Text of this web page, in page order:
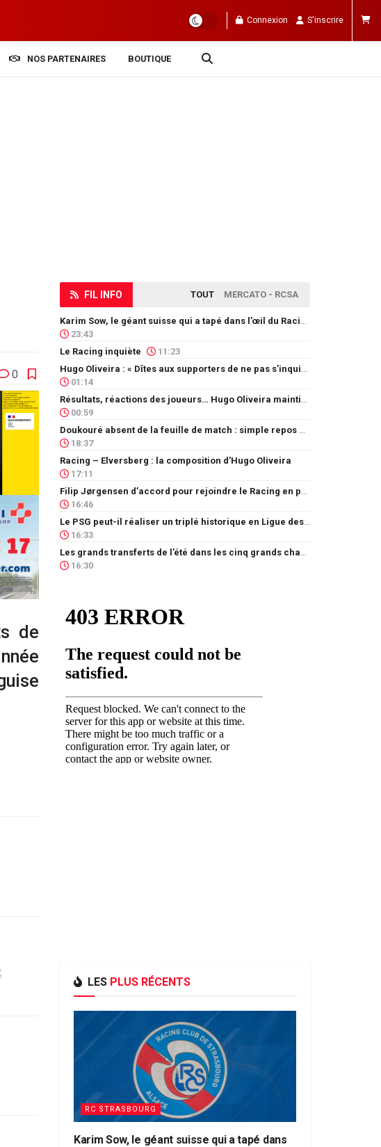
Connexion S'inscrire
NOS PARTENAIRES BOUTIQUE
0
de
FIL INFO TOUT MERCATO - RCSA
23:43
Le Racing inquiète
11:23
01:14
00:59
18:37
Racing – Elversberg : la composition d’Hugo Oliveira
17:11
16:46
16:33
16:30
LES PLUS RÉCENTS
RC STRASBOURG
Karim Sow, le géant suisse qui a tapé dans